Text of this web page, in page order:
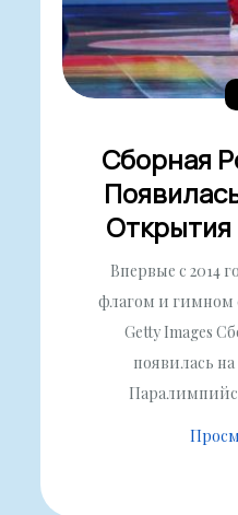
Сборная
Впервые с 2014
флагом и гимном
Getty Images
появилась